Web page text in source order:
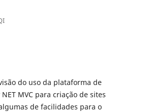
do uso da plataforma de
MVC para criação de sites
de facilidades para o